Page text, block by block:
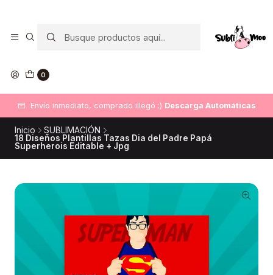
0
Envío inmediato, comprado illegó :) Descarga Automáticas
Inicio
SUBLIMACIÓN
18 Diseños Plantillas Tazas Dia del Padre Papá
Superherois Editable + Jpg